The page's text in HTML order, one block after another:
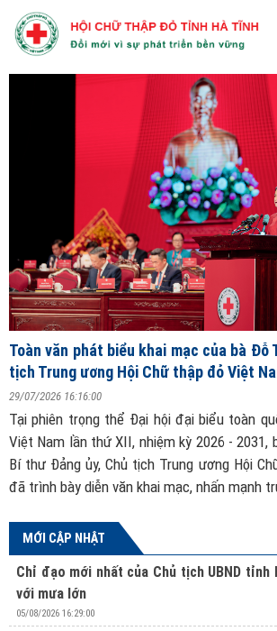
Chủ nhật, 9/8/2026Người Hội viên Hội Chữ thập đỏ phải
Toàn văn phát biểu khai mạc của bà Đỗ
tịch Trung ương Hội Chữ thập đỏ Việt
29/07/2026 16:16:00
Tại phiên trọng thể Đại hội đại biểu toàn
Việt Nam lần thứ XII, nhiệm kỳ 2026 - 2031,
Bí thư Đảng ủy, Chủ tịch Trung ương Hội
đã trình bày diễn văn khai mạc, nhấn mạnh
MỚI CẬP NHẬT
Chỉ đạo mới nhất của Chủ tịch UBND tỉnh
với mưa lớn
05/08/2026 16:29:00